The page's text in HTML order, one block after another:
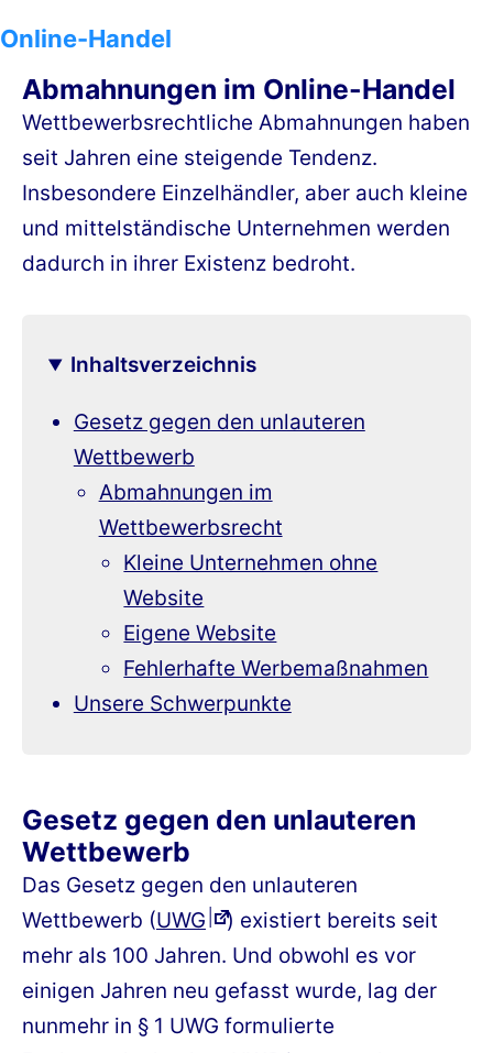
Online-Handel
Abmahnungen im Online-Handel
Wettbewerbsrechtliche Abmahnungen haben
seit Jahren eine steigende Tendenz.
Insbesondere Einzelhändler, aber auch kleine
und mittelständische Unternehmen werden
dadurch in ihrer Existenz bedroht.
Inhaltsverzeichnis
Gesetz gegen den unlauteren
Wettbewerb
Abmahnungen im
Wettbewerbsrecht
Kleine Unternehmen ohne
Website
Eigene Website
Fehlerhafte Werbemaßnahmen
Unsere Schwerpunkte
Gesetz gegen den unlauteren
Wettbewerb
Das Gesetz gegen den unlauteren
Wettbewerb (UWG
) existiert bereits seit
mehr als 100 Jahren. Und obwohl es vor
einigen Jahren neu gefasst wurde, lag der
nunmehr in § 1 UWG formulierte